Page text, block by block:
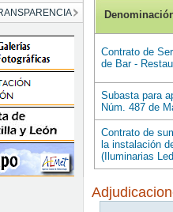
Contrato de
de Bar -
Subasta para
Núm. 487 de
Contrato de
la instalación
(Iluminarias